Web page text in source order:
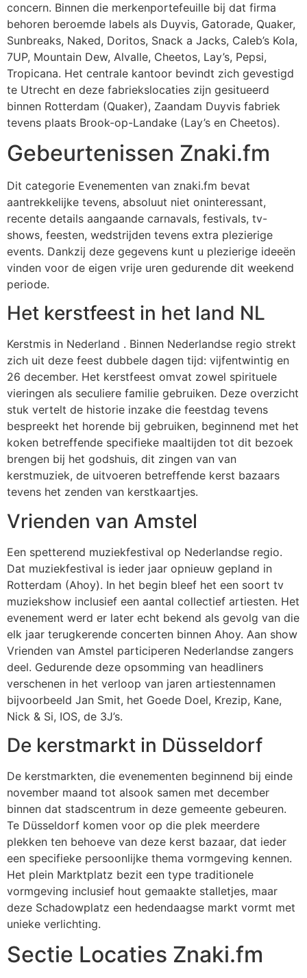
concern. Binnen die merkenportefeuille bij dat firma
behoren beroemde labels als Duyvis, Gatorade, Quaker,
Sunbreaks, Naked, Doritos, Snack a Jacks, Caleb’s Kola,
7UP, Mountain Dew, Alvalle, Cheetos, Lay’s, Pepsi,
Tropicana. Het centrale kantoor bevindt zich gevestigd
te Utrecht en deze fabriekslocaties zijn gesitueerd
binnen Rotterdam (Quaker), Zaandam Duyvis fabriek
tevens plaats Brook-op-Landake (Lay’s en Cheetos).
Gebeurtenissen Znaki.fm
Dit categorie Evenementen van znaki.fm bevat
aantrekkelijke tevens, absoluut niet oninteressant,
recente details aangaande carnavals, festivals, tv-
shows, feesten, wedstrijden tevens extra plezierige
events. Dankzij deze gegevens kunt u plezierige ideeën
vinden voor de eigen vrije uren gedurende dit weekend
periode.
Het kerstfeest in het land NL
Kerstmis in Nederland . Binnen Nederlandse regio strekt
zich uit deze feest dubbele dagen tijd: vijfentwintig en
26 december. Het kerstfeest omvat zowel spirituele
vieringen als seculiere familie gebruiken. Deze overzicht
stuk vertelt de historie inzake die feestdag tevens
bespreekt het horende bij gebruiken, beginnend met het
koken betreffende specifieke maaltijden tot dit bezoek
brengen bij het godshuis, dit zingen van van
kerstmuziek, de uitvoeren betreffende kerst bazaars
tevens het zenden van kerstkaartjes.
Vrienden van Amstel
Een spetterend muziekfestival op Nederlandse regio.
Dat muziekfestival is ieder jaar opnieuw gepland in
Rotterdam (Ahoy). In het begin bleef het een soort tv
muziekshow inclusief een aantal collectief artiesten. Het
evenement werd er later echt bekend als gevolg van die
elk jaar terugkerende concerten binnen Ahoy. Aan show
Vrienden van Amstel participeren Nederlandse zangers
deel. Gedurende deze opsomming van headliners
verschenen in het verloop van jaren artiestennamen
bijvoorbeeld Jan Smit, het Goede Doel, Krezip, Kane,
Nick & Si, IOS, de 3J’s.
De kerstmarkt in Düsseldorf
De kerstmarkten, die evenementen beginnend bij einde
november maand tot alsook samen met december
binnen dat stadscentrum in deze gemeente gebeuren.
Te Düsseldorf komen voor op die plek meerdere
plekken ten behoeve van deze kerst bazaar, dat ieder
een specifieke persoonlijke thema vormgeving kennen.
Het plein Marktplatz bezit een type traditionele
vormgeving inclusief hout gemaakte stalletjes, maar
deze Schadowplatz een hedendaagse markt vormt met
unieke verlichting.
Sectie Locaties Znaki.fm